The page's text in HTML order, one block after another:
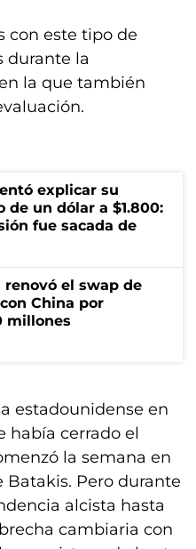
con este tipo de
durante la
la que también
explicar su
de un dólar a $1.800:
fue sacada de
el swap de
China por
millones
estadounidense en
había cerrado el
la semana en
Batakis. Pero durante
alcista hasta
cambiaria con